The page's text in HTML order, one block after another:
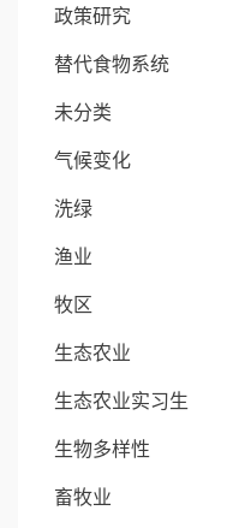
政策研究
替代食物系统
未分类
气候变化
洗绿
渔业
牧区
生态农业
生态农业实习生
生物多样性
畜牧业